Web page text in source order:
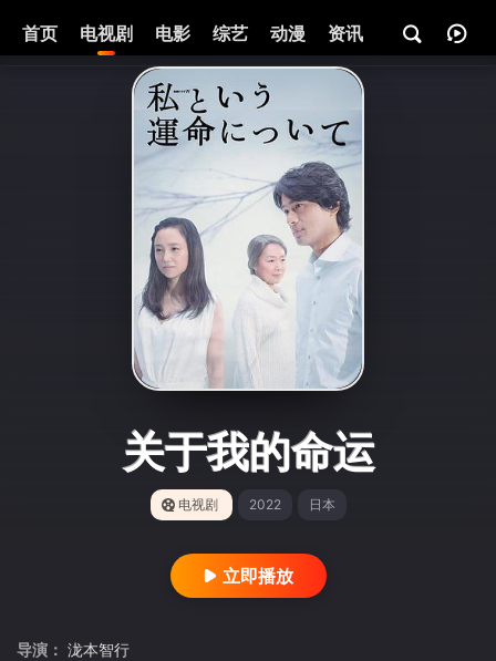
首页 电视剧 电影 综艺 动漫 资讯
关于我的命运
电视剧 2022 日本
立即播放
导演： 泷本智行